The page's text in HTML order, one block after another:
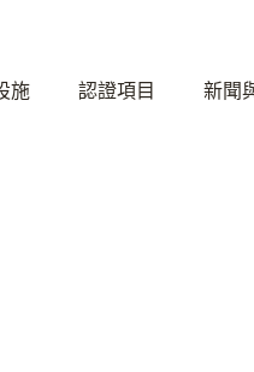
施 認證項目 新聞